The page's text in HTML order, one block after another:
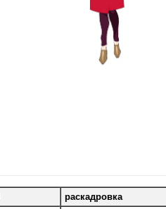
раскадровка